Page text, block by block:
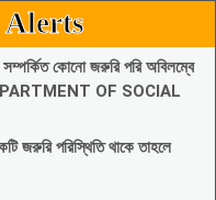
Alerts
সম্পর্কিত কোনো জরুরি পরি অবিলম্বে
OF SOCIAL
জরুরি পরিস্থিতি থাকে তাহলে